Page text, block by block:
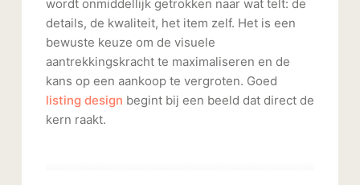
wordt onmiddellijk getrokken naar wat telt: de
details, de kwaliteit, het item zelf. Het is een
bewuste keuze om de visuele
aantrekkingskracht te maximaliseren en de
kans op een aankoop te vergroten. Goed
listing design begint bij een beeld dat direct de
kern raakt.